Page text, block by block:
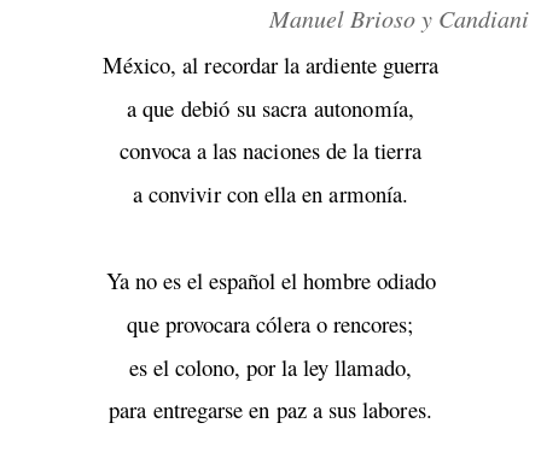
Manuel Brioso y Candiani
México, al recordar la ardiente guerra
a que debió su sacra autonomía,
convoca a las naciones de la tierra
a convivir con ella en armonía.
Ya no es el español el hombre odiado
que provocara cólera o rencores;
es el colono, por la ley llamado,
para entregarse en paz a sus labores.